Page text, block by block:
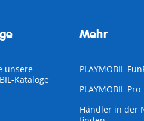
unsere
Kataloge
Mehr
PLAYMOBIL
PLAYMOBIL Pro
Händler in der